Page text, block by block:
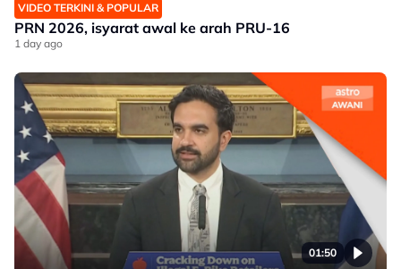
VIDEO TERKINI & POPULAR
PRN 2026, isyarat awal ke arah PRU-16
1 day ago
01:50